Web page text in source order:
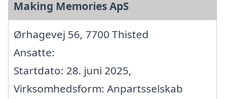
Making Memories ApS
Ørhagevej 56, 7700 Thisted
Ansatte:
Startdato: 28. juni 2025,
Virksomhedsform: Anpartsselskab